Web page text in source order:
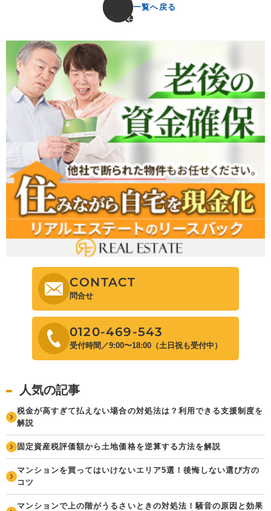
一覧へ戻る
CONTACT
問合せ
0120-469-543
受付時間／9:00〜18:00（土日祝も受付中）
人気の記事
税金が高すぎて払えない場合の対処法は？利用できる支援制度を
解説
固定資産税評価額から土地価格を逆算する方法を解説
マンションを買ってはいけないエリア5選！後悔しない選び方の
コツ
マンションで上の階がうるさいときの対処法！騒音の原因と効果